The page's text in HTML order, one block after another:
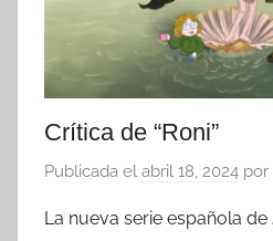
Crítica de “Roni”
Publicada el abril 18, 2024 por
La nueva serie española de